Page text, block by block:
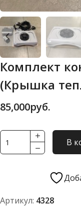
Комплект
(Крышка
85,000руб.
Количество
товара
кондиционера
(Крышка
В
Артикул: 4328